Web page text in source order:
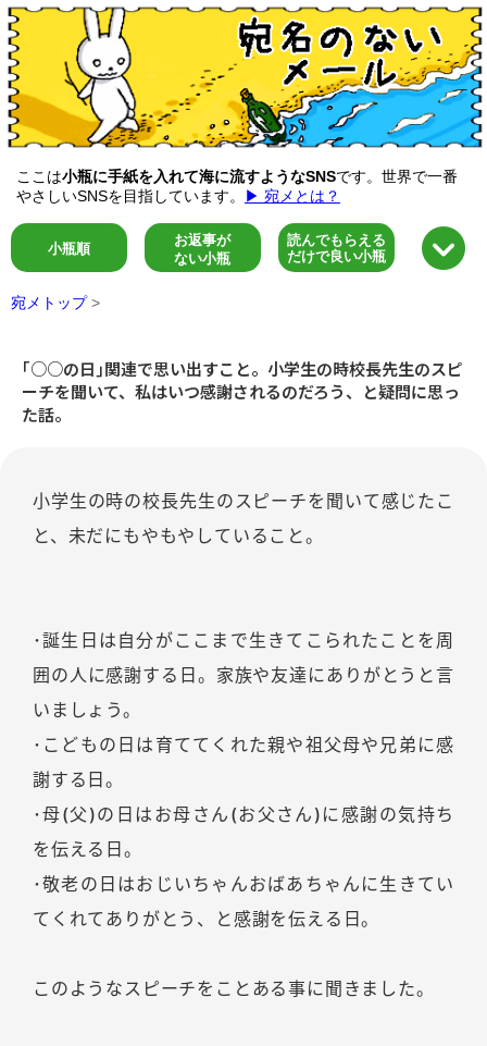
ここは小瓶に手紙を入れて海に流すようなSNSです。世界で一番
やさしいSNSを目指しています。
▶ 宛メとは？
小瓶順
お返事が
ない小瓶
読んでもらえる
だけで良い小瓶
宛メトップ >
｢○○の日｣関連で思い出すこと。小学生の時校長先生のスピ
ーチを聞いて、私はいつ感謝されるのだろう、と疑問に思っ
た話。
小学生の時の校長先生のスピーチを聞いて感じたこ
と、未だにもやもやしていること。
･誕生日は自分がここまで生きてこられたことを周
囲の人に感謝する日。家族や友達にありがとうと言
いましょう。
･こどもの日は育ててくれた親や祖父母や兄弟に感
謝する日。
･母(父)の日はお母さん(お父さん)に感謝の気持ち
を伝える日。
･敬老の日はおじいちゃんおばあちゃんに生きてい
てくれてありがとう、と感謝を伝える日。
このようなスピーチをことある事に聞きました。